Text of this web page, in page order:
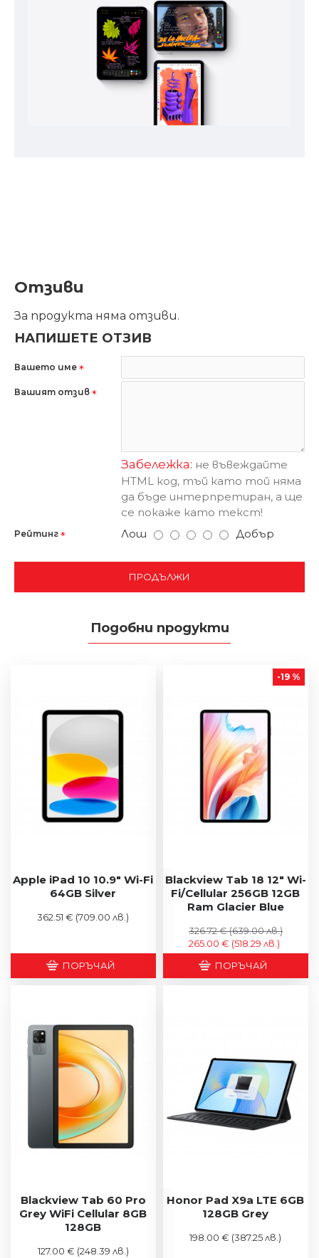
Отзиви
За продукта няма отзиви.
НАПИШЕТЕ ОТЗИВ
Вашето име
Вашият отзив
Забележка: не въвеждайте
HTML код, тъй като той няма
да бъде интерпретиран, а ще
се покаже като текст!
Рейтинг Лош Добър
ПРОДЪЛЖИ
Подобни продукти
Apple iPad 10 10.9" Wi-Fi
64GB Silver
362.51 € (709.00 лв.)
ПОРЪЧАЙ
-19 %
Blackview Tab 18 12" Wi-
Fi/Cellular 256GB 12GB
Ram Glacier Blue
265.00 € (518.29 лв.)
326.72 €(639.00 лв.)
ПОРЪЧАЙ
Blackview Tab 60 Pro
Grey WiFi Cellular 8GB
128GB
127.00 € (248.39 лв.)
Honor Pad X9a LTE 6GB
128GB Grey
198.00 € (387.25 лв.)